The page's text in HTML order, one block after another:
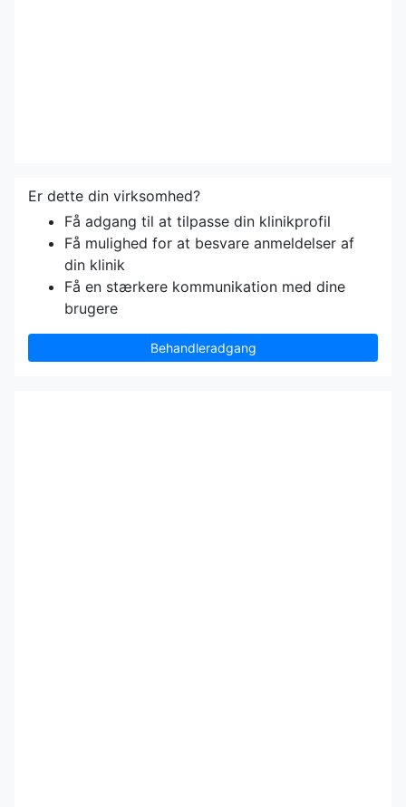
Er dette din virksomhed?
Få adgang til at tilpasse din klinikprofil
Få mulighed for at besvare anmeldelser af
din klinik
Få en stærkere kommunikation med dine
brugere
Behandleradgang